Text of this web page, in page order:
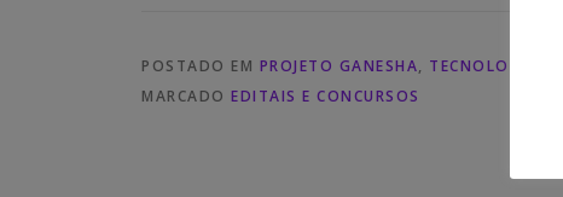
POSTADO EM PROJETO GANESHA, TECNOLOGIA
MARCADO EDITAIS E CONCURSOS